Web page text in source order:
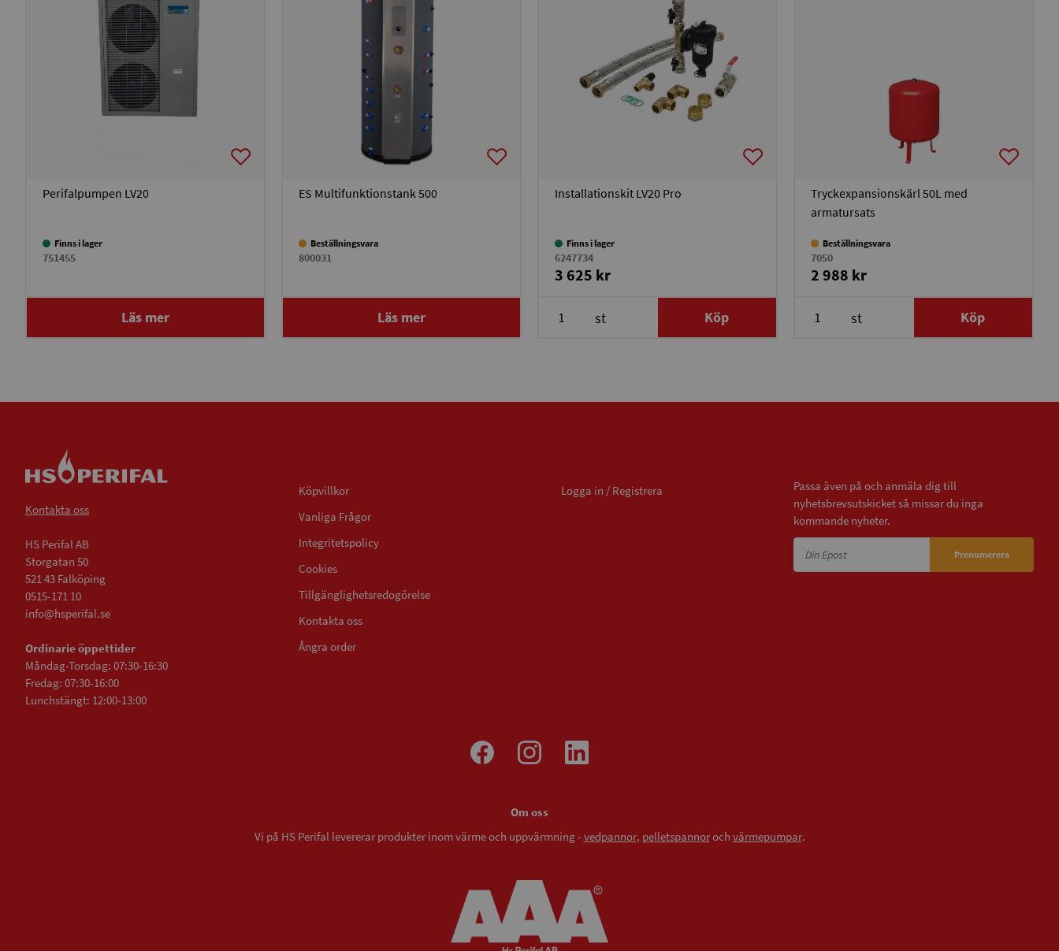
Perifalpumpen LV20
Finns i lager
751455
Läs mer
ES Multifunktionstank 500
Beställningsvara
800031
Läs mer
Installationskit LV20 Pro
Finns i lager
6247734
3 625 kr
st Köp
Tryckexpansionskärl 50L med
armatursats
Beställningsvara
7050
2 988 kr
st Köp
Kontakta oss
HS Perifal AB
Storgatan 50
521 43 Falköping
0515-171 10
info@hsperifal.se
Ordinarie öppettider
Måndag-Torsdag: 07:30-16:30
Fredag: 07:30-16:00
Lunchstängt: 12:00-13:00
Köpvillkor
Vanliga Frågor
Integritetspolicy
Cookies
Tillgänglighetsredogörelse
Kontakta oss
Ångra order
Logga in / Registrera
Passa även på och anmäla dig till
nyhetsbrevsutskicket så missar du inga
kommande nyheter.
Prenumerera
Om oss
Vi på HS Perifal levererar produkter inom värme och uppvärmning - vedpannor, pelletspannoroch värmepumpar.